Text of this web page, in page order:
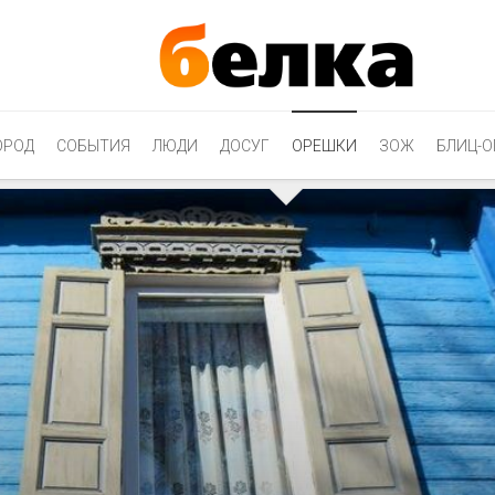
СОБЫТИЯ ЛЮДИ ДОСУГ ОРЕШКИ ЗОЖ БЛИЦ-